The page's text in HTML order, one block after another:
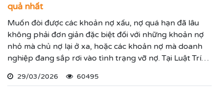
quả nhất
Muốn đòi được các khoản nợ xấu, nợ quá hạn đã lâu
không phải đơn giản đặc biệt đối với những khoản nợ
nhỏ mà chủ nợ lại ở xa, hoặc các khoản nợ mà doanh
nghiệp đang sắp rơi vào tình trạng vỡ nợ. Tại Luật Trí
quyết các tranh chấp kinh tế hiệu quả đảm bảo sẽ giúp
29/03/2026 60495